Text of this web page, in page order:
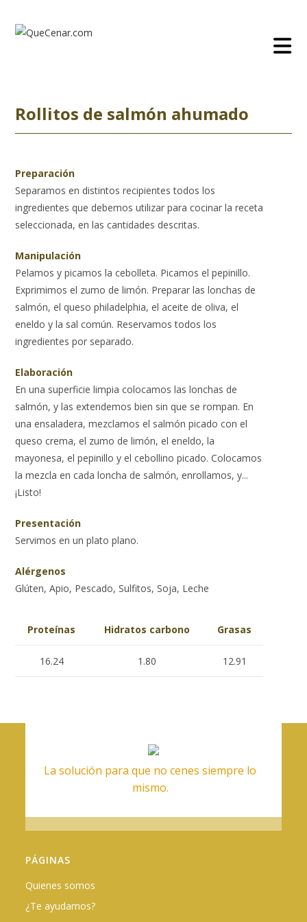
contenido
Rollitos de salmón ahumado
Preparación
Separamos en distintos recipientes todos los
ingredientes que debemos utilizar para cocinar la receta
seleccionada, en las cantidades descritas.
Manipulación
Pelamos y picamos la cebolleta. Picamos el pepinillo.
Exprimimos el zumo de limón. Preparar las lonchas de
salmón, el queso philadelphia, el aceite de oliva, el
eneldo y la sal común. Reservamos todos los
ingredientes por separado.
Elaboración
En una superficie limpia colocamos las lonchas de
salmón, y las extendemos bien sin que se rompan. En
una ensaladera, mezclamos el salmón picado con el
queso crema, el zumo de limón, el eneldo, la
mayonesa, el pepinillo y el cebollino picado. Colocamos
la mezcla en cada loncha de salmón, enrollamos, y...
¡Listo!
Presentación
Servimos en un plato plano.
Alérgenos
Glúten, Apio, Pescado, Sulfitos, Soja, Leche
Proteínas Hidratos carbono Grasas
16.24 1.80 12.91
La solución para que no cenes siempre lo
mismo.
PÁGINAS
Quienes somos
¿Te ayudamos?